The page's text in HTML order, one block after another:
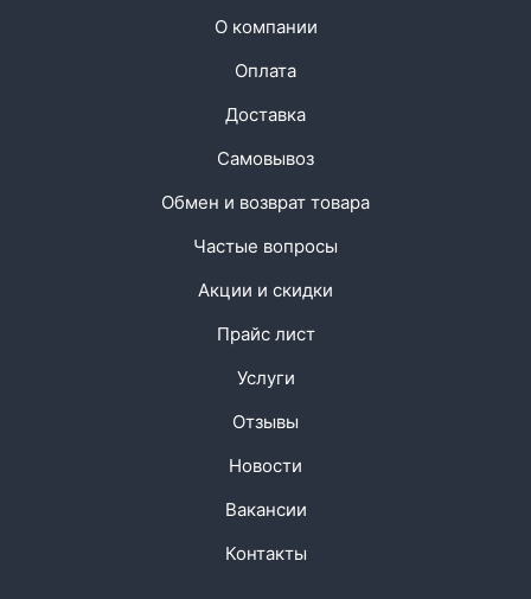
О компании
Оплата
Доставка
Самовывоз
Обмен и возврат товара
Частые вопросы
Акции и скидки
Прайс лист
Услуги
Отзывы
Новости
Вакансии
Контакты